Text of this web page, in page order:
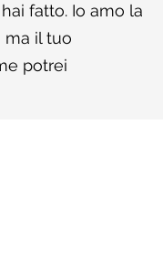
fatto. Io amo la
ma il tuo
potrei